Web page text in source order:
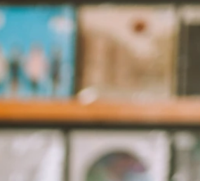
WINTER
SILHOUETTEN
A-LINIE
BALLKLEID
ETUI-LINIE
MEERJUNGFRAU
AUSSCHNITTE
ECKIGER AUSSCHNITT